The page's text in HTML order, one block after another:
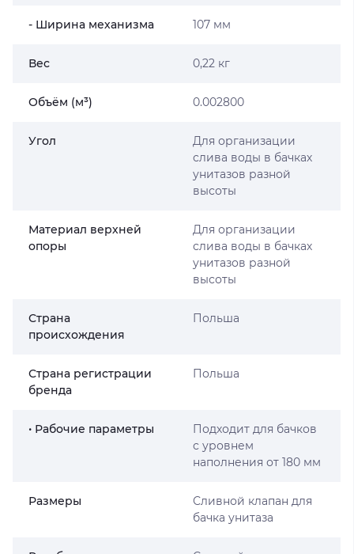
- Ширина механизма 107 мм
Вес 0,22 кг
Объём (м³) 0.002800
Угол
Для организации
слива воды в бачках
унитазов разной
высоты
Материал верхней
опоры
Для организации
слива воды в бачках
унитазов разной
высоты
Страна
происхождения
Польша
Страна регистрации
бренда
Польша
• Рабочие параметры
Подходит для бачков
с уровнем
наполнения от 180 мм
Размеры
Сливной клапан для
бачка унитаза